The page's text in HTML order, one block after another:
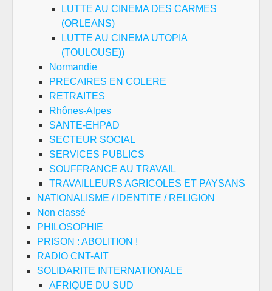
LUTTE AU CINEMA DES CARMES
(ORLEANS)
LUTTE AU CINEMA UTOPIA
(TOULOUSE))
Normandie
PRECAIRES EN COLERE
RETRAITES
Rhônes-Alpes
SANTE-EHPAD
SECTEUR SOCIAL
SERVICES PUBLICS
SOUFFRANCE AU TRAVAIL
TRAVAILLEURS AGRICOLES ET PAYSANS
NATIONALISME / IDENTITE / RELIGION
Non classé
PHILOSOPHIE
PRISON : ABOLITION !
RADIO CNT-AIT
SOLIDARITE INTERNATIONALE
AFRIQUE DU SUD